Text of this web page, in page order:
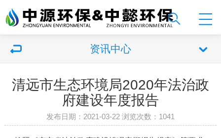
资讯中心
清远市生态环境局2020年法治政
府建设年度报告
发布日期：2021-03-22 浏览次数： 1041